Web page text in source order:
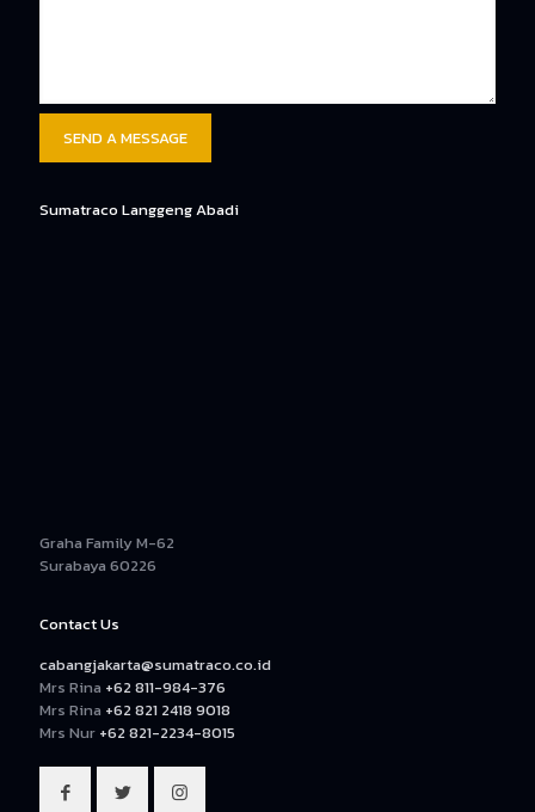
Sumatraco Langgeng Abadi
Graha Family M-62
Surabaya 60226
Contact Us
cabangjakarta@sumatraco.co.id
Mrs Rina +62 811-984-376
Mrs Rina +62 821 2418 9018
Mrs Nur +62 821-2234-8015